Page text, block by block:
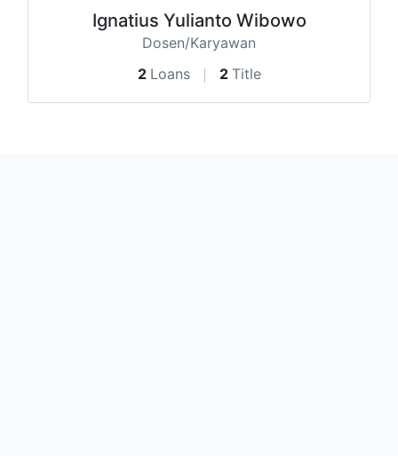
Ignatius Yulianto Wibowo
Dosen/Karyawan
2 Loans 2 Title